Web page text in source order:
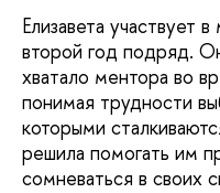
Елизавета участвует
второй год подряд.
хватало ментора во
понимая трудности
которыми
решила помогать им
сомневаться в своих